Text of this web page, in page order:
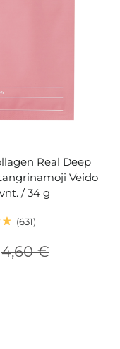
Real Deep
Veido
/ 34 g
631
4,60 €